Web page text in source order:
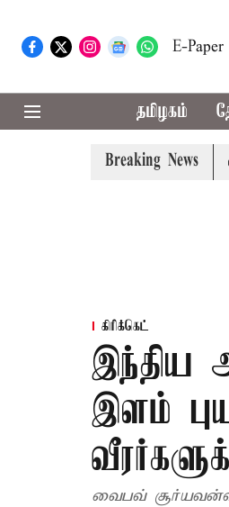
E-Paper
தமிழகம்
Breaking News
எதிர்க்கட்சிகள்
கிரிக்கெட்
இந்திய
இளம்
வைபவ்